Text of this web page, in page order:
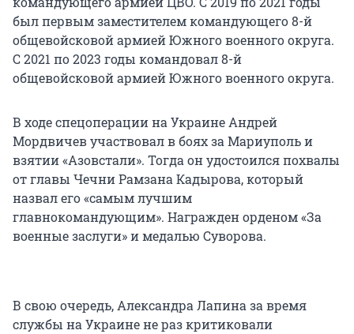
был первым заместителем командующего 8-й
общевойсковой армией Южного военного округа.
С 2021 по 2023 годы командовал 8-й
общевойсковой армией Южного военного округа.
В ходе спецоперации на Украине Андрей
Мордвичев участвовал в боях за Мариуполь и
взятии «Азовстали». Тогда он удостоился похвалы
от главы Чечни Рамзана Кадырова, который
назвал его «самым лучшим
главнокомандующим». Награжден орденом «За
военные заслуги» и медалью Суворова.
В свою очередь, Александра Лапина за время
службы на Украине не раз критиковали